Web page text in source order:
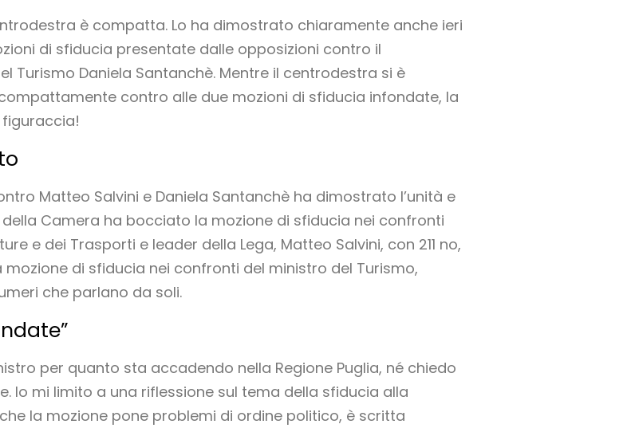
è compatta. Lo ha dimostrato chiaramente anche ieri
di sfiducia presentate dalle opposizioni contro il
Turismo Daniela Santanchè. Mentre il centrodestra si è
contro alle due mozioni di sfiducia infondate, la
Matteo Salvini e Daniela Santanchè ha dimostrato l’unità e
Camera ha bocciato la mozione di sfiducia nei confronti
e dei Trasporti e leader della Lega, Matteo Salvini, con 211 no,
di sfiducia nei confronti del ministro del Turismo,
che parlano da soli.
per quanto sta accadendo nella Regione Puglia, né chiedo
Io mi limito a una riflessione sul tema della sfiducia alla
la mozione pone problemi di ordine politico, è scritta